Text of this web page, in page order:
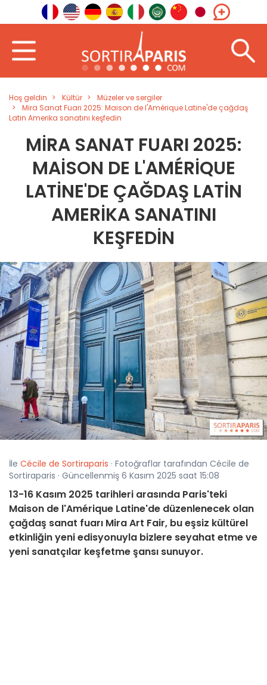
Hoş geldin Kültür
Müzeler ve sergiler
Mira Sanat Fuarı 2025: Maison de l'Amérique Latine'de çağdaş
Latin Amerika sanatını keşfedin
MIRA SANAT FUARI 2025:
MAISON DE L'AMÉRIQUE
LATINE'DE ÇAĞDAŞ LATIN
AMERIKA SANATINI
KEŞFEDIN
İle Cécile de Sortiraparis · Fotoğraflar tarafından Cécile de
Sortiraparis · Güncellenmiş 6 Kasım 2025 saat 15:08
13-16 Kasım 2025 tarihleri arasında Paris'teki
Maison de l'Amérique Latine'de düzenlenecek olan
çağdaş sanat fuarı Mira Art Fair, bu eşsiz kültürel
etkinliğin yeni edisyonuyla bizlere seyahat etme ve
yeni sanatçılar keşfetme şansı sunuyor.